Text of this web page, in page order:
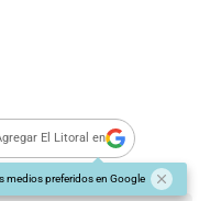
El Litoral en
medios preferidos en Google